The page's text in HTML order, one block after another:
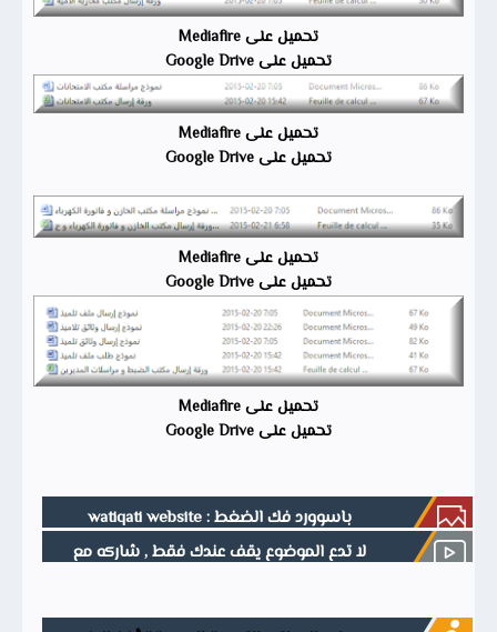
تحميل على Mediafire
تحميل على Google Drive
تحميل على Mediafire
تحميل على Google Drive
تحميل على Mediafire
تحميل على Google Drive
تحميل على Mediafire
تحميل على Google Drive
باسوورد فك الضغط : watiqati website
لا تدع الموضوع يقف عندك فقط , شاركه مع